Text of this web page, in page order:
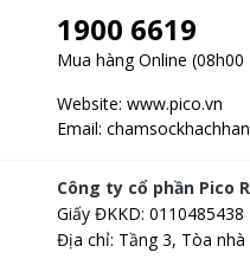
Cảm biến Starlight kết
TP-Link trang bị cho
Bên cạnh đó, camera
1900 6619
Mua hàng Online (08h00
Website: www.pico.vn
Email:
Công ty cổ phần Pico
Giấy ĐKKD: 0110485438
Địa chỉ: Tầng 3, Tòa